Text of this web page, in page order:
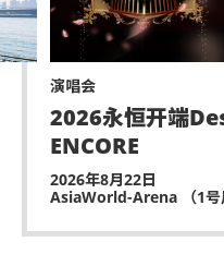
并可继续留意以下平台有
Cityline 购票通网⾴：
AEG Promotion
www.facebook.com/
严禁炒卖门票。门票
或作其他商业用途，
主办机构将保留取消
迟到者或被安排于适
到者之进场权利
除获亚洲国际博览馆
的导盲犬外，所有人
演唱会
2026永恒开端
ENCORE
2026年8月22日
AsiaWorld-Arena （1号